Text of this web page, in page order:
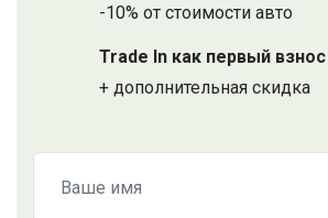
-10% от стоимости авто
Trade In как первый взнос
+ дополнительная скидка